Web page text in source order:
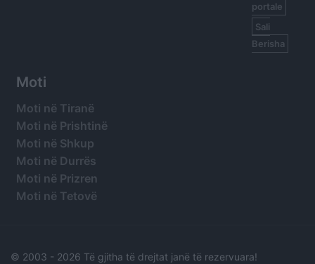
portale
Sali
Berisha
Moti
Moti në Tiranë
Moti në Prishtinë
Moti në Shkup
Moti në Durrës
Moti në Prizren
Moti në Tetovë
© 2003 - 2026 Të gjitha të drejtat janë të rezervuara!